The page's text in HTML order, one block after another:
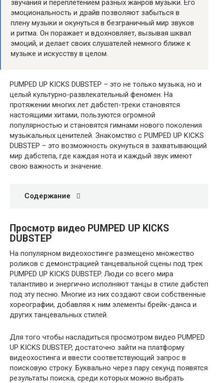
звучания и переплетением разных жанров музыки. Его
эмоциональность и драйв позволяют забыться в
плену музыки и окунуться в безграничный мир звуков
и ритма. Он поражает и вдохновляет, вызывая шквал
эмоций, и делает своих слушателей немного ближе к
музыке и искусству в целом.
PUMPED UP KICKS DUBSTEP – это не только музыка, но и
целый культурно-развлекательный феномен. На
протяжении многих лет дабстеп-треки становятся
настоящими хитами, пользуются огромной
популярностью и становятся гимнами нового поколения
музыкальных ценителей. Знакомство с PUMPED UP KICKS
DUBSTEP – это возможность окунуться в захватывающий
мир дабстепа, где каждая нота и каждый звук имеют
свою важность и значение.
Содержание
Просмотр видео PUMPED UP KICKS
DUBSTEP
На популярном видеохостинге размещено множество
роликов с демонстрацией танцевальной сцены под трек
PUMPED UP KICKS DUBSTEP. Люди со всего мира
талантливо и энергично исполняют танцы в стиле дабстеп
под эту песню. Многие из них создают свои собственные
хореографии, добавляя к ним элементы брейк-данса и
других танцевальных стилей.
Для того чтобы насладиться просмотром видео PUMPED
UP KICKS DUBSTEP, достаточно зайти на платформу
видеохостинга и ввести соответствующий запрос в
поисковую строку. Буквально через пару секунд появятся
результаты поиска, среди которых можно выбрать